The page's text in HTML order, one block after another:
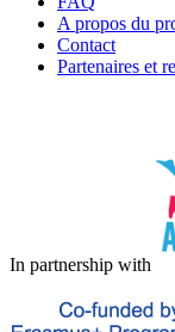
A propos du
Contact
Partenaires et
In partnership with